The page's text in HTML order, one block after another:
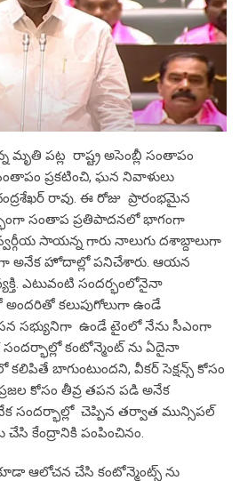
పట్ల రాష్ట్ర అసెంబ్లీ సంతాపం
ప్రకటించి, ఘన నివాళులు
రావు. ఈ రోజు ప్రారంభమైన
సంతాప ప్రతిపాదనలో భాగంగా
సాయన్న గారు నాలుగు దశాబ్దాలుగా
అనేక హోదాల్లో పనిచేశారు. ఆయన
ఎటువంటి సందర్భంలోనైనా
కలుపుగోలుగా ఉండే
సభ్యునిగా ఉండే టైంలో నేను సీఎంగా
కంటోన్మెంట్ ను ఏదైనా
బాగుంటుందని, వీకర్ సెక్షన్స్ కోసం
కోసం తీవ్ర తపన పడి అనేక
సందర్భాల్లో చెప్పిన తర్వాత మున్సిపల్
కేంద్రానికి పంపించినం.
ఆలోచన చేసి కంటోన్మెంట్స్ ను